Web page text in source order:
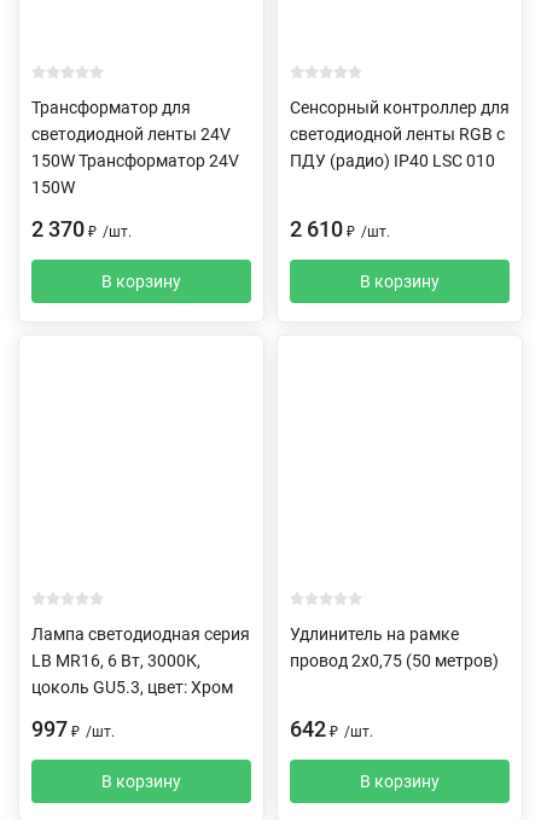
Трансформатор для
светодиодной ленты 24V
150W Трансформатор 24V
150W
2 370 ₽ /шт.
В корзину
Сенсорный контроллер для
светодиодной ленты RGB с
ПДУ (радио) IP40 LSC 010
2 610 ₽ /шт.
В корзину
Лампа светодиодная серия
LB MR16, 6 Вт, 3000К,
цоколь GU5.3, цвет: Хром
997 ₽ /шт.
В корзину
Удлинитель на рамке
провод 2х0,75 (50 метров)
642 ₽ /шт.
В корзину